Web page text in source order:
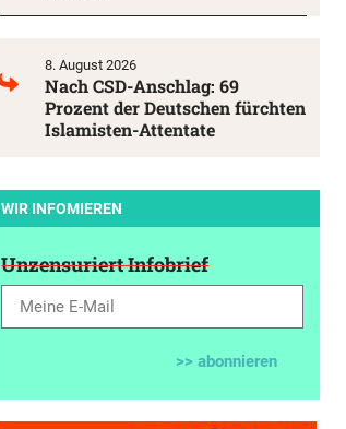
8. August 2026
Nach CSD-Anschlag: 69
Prozent der Deutschen fürchten
Islamisten-Attentate
WIR INFOMIEREN
Unzensuriert Infobrief
>> abonnieren